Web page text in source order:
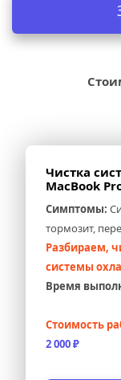
Чистка
MacBook
Симптомы:
тормозит,
Разбираем,
системы
Время
Стоимость
2 000 ₽